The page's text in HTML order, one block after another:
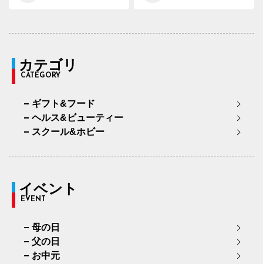
カテゴリ
CATEGORY
ギフト&フード
ヘルス&ビューティー
スクール&ホビー
イベント
EVENT
母の日
父の日
お中元